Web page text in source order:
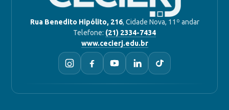
Rua Benedito Hipólito, 216, Cidade Nova, 11º andar
Telefone: (21) 2334-7434
www.cecierj.edu.br